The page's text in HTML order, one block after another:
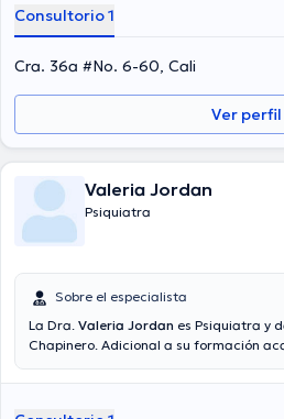
Consultorio 1
Cra. 36a #No. 6-60, Cali
Ver perfil
Valeria Jordan
Psiquiatra
Sobre el especialista
La Dra. Valeria Jordan es Psiquiatra y
Chapinero. Adicional a su formación
profesional de la salud tiene varios